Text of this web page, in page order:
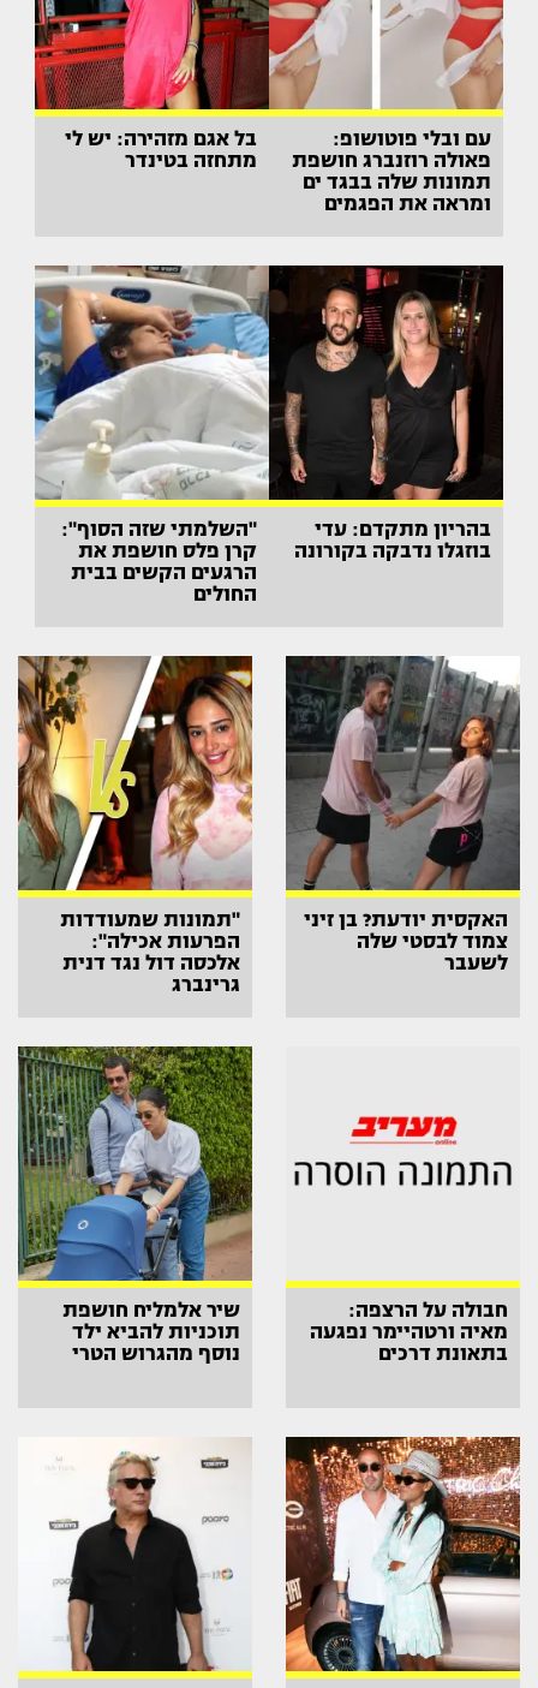
עם ובלי פוטושופ:
פאולה רוזנברג חושפת
תמונות שלה בבגד ים
ומראה את הפגמים
בל אגם מזהירה: יש לי
מתחזה בטינדר
בהריון מתקדם: עדי
בוזגלו נדבקה בקורונה
"השלמתי שזה הסוף":
קרן פלס חושפת את
הרגעים הקשים בבית
החולים
האקסית יודעת? בן זיני
צמוד לבסטי שלה
לשעבר
"תמונות שמעודדות
הפרעות אכילה":
אלכסה דול נגד דנית
גרינברג
חבולה על הרצפה:
מאיה ורטהיימר נפגעה
בתאונת דרכים
שיר אלמליח חושפת
תוכניות להביא ילד
נוסף מהגרוש הטרי